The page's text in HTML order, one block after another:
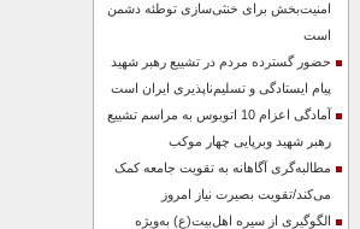
امنیت‌بخش برای خنثی‌سازی توطئه دشمن
است
حضور گسترده مردم در تشییع رهبر شهید
پیام ایستادگی و تسلیم‌ناپذیری ایران است
آمادگی اعزام 10 اتوبوس به مراسم تشییع
رهبر شهید وبرپایی چهار موکب
مطالبه‌گری آگاهانه به تقویت جامعه کمک
می‌کند/تقویت بصیرت نیاز امروز
الگوگیری از سیره اهل‌بیت(ع) به‌ویژه